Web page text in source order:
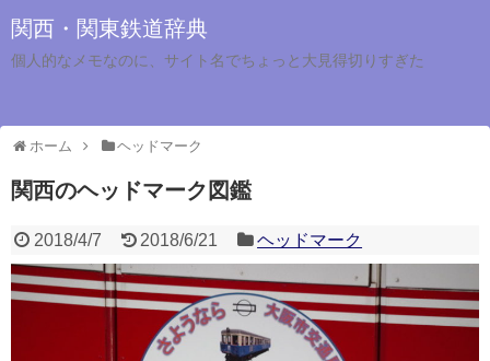
関西・関東鉄道辞典
個人的なメモなのに、サイト名でちょっと大見得切りすぎた
ホーム ヘッドマーク
関西のヘッドマーク図鑑
2018/4/7 2018/6/21 ヘッドマーク